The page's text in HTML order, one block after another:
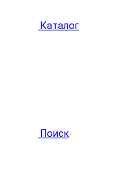
Каталог
Поиск